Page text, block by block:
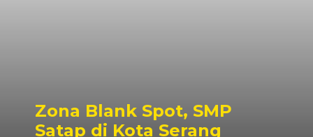
Zona Blank Spot, SMP
Satap di Kota Serang